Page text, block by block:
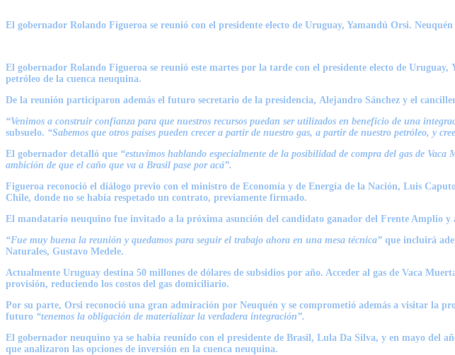
El gobernador Rolando Figueroa se reunió con el presidente electo de Uruguay, Yamandú Orsi.
El gobernador Rolando Figueroa se reunió este martes por la tarde con el presidente electo de Uruguay,
petróleo de la cuenca neuquina.
De la reunión participaron además el futuro secretario de la presidencia, Alejandro Sánchez y el
“Venimos a construir confianza para que nuestros recursos puedan ser utilizados en beneficio de una
subsuelo. “Sabemos que otros países pueden crecer a partir de nuestro gas, a partir de nuestro petróleo, y
El gobernador detalló que “estuvimos hablando especialmente de la posibilidad de compra del gas de
ambición de que el caño que va a Brasil pase por acá”.
Figueroa reconoció el diálogo previo con el ministro de Economía y de Energía de la Nación, Luis
Chile, donde no se había respetado un contrato, previamente firmado.
El mandatario neuquino fue invitado a la próxima asunción del candidato ganador del Frente Amplio y
“Fue muy buena la reunión y quedamos para seguir el trabajo ahora en una mesa técnica” que incluirá
Naturales, Gustavo Medele.
Actualmente Uruguay destina 50 millones de dólares de subsidios por año. Acceder al gas de Vaca
provisión, reduciendo los costos del gas domiciliario.
Por su parte, Orsi reconoció una gran admiración por Neuquén y se comprometió además a visitar la
futuro “tenemos la obligación de materializar la verdadera integración”.
El gobernador neuquino ya se había reunido con el presidente de Brasil, Lula Da Silva, y en mayo del
que analizaron las opciones de inversión en la cuenca neuquina.